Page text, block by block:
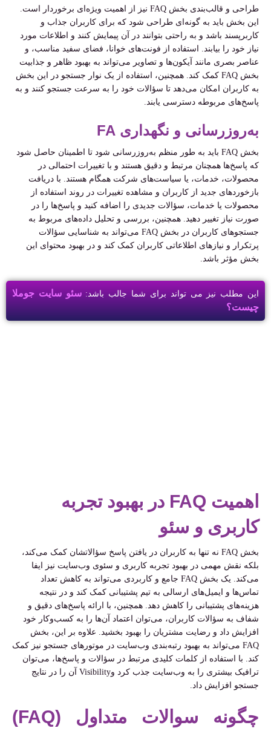
طراحی و قالب‌بندی بخش FAQ نیز از اهمیت ویژه‌ای برخوردار است.
این بخش باید به گونه‌ای طراحی شود که برای کاربران جذاب و
کاربرپسند باشد و به راحتی بتوانند در آن پیمایش کنند و اطلاعات مورد
نیاز خود را بیابند. استفاده از فونت‌های خوانا، فضای سفید مناسب، و
عناصر بصری مانند آیکون‌ها و تصاویر می‌تواند به بهبود ظاهر و جذابیت
بخش FAQ کمک کند. همچنین، استفاده از یک نوار جستجو در این بخش
به کاربران امکان می‌دهد تا سؤالات خود را به سرعت جستجو کنند و به
پاسخ‌های مربوطه دسترسی یابند.
به‌روزرسانی و نگهداری FA
بخش FAQ باید به طور منظم به‌روزرسانی شود تا اطمینان حاصل شود
که پاسخ‌ها همچنان مرتبط و دقیق هستند و با تغییرات احتمالی در
محصولات، خدمات، یا سیاست‌های شرکت همگام هستند. با دریافت
بازخوردهای جدید از کاربران و مشاهده تغییرات در روند استفاده از
محصولات یا خدمات، سؤالات جدیدی را اضافه کنید و پاسخ‌ها را در
صورت نیاز تغییر دهید. همچنین، بررسی و تحلیل داده‌های مربوط به
جستجوهای کاربران در بخش FAQ می‌تواند به شناسایی سؤالات
پرتکرار و نیازهای اطلاعاتی کاربران کمک کند و در بهبود محتوای این
بخش مؤثر باشد.
این مطلب نیز می تواند برای شما جالب باشد:سئو سایت جوملا
چیست؟
اهمیت FAQ در بهبود تجربه
کاربری و سئو
بخش FAQ نه تنها به کاربران در یافتن پاسخ سؤالاتشان کمک می‌کند،
بلکه نقش مهمی در بهبود تجربه کاربری و سئوی وب‌سایت نیز ایفا
می‌کند. یک بخش FAQ جامع و کاربردی می‌تواند به کاهش تعداد
تماس‌ها و ایمیل‌های ارسالی به تیم پشتیبانی کمک کند و در نتیجه
هزینه‌های پشتیبانی را کاهش دهد. همچنین، با ارائه پاسخ‌های دقیق و
شفاف به سؤالات کاربران، می‌توان اعتماد آن‌ها را به کسب‌وکار خود
افزایش داد و رضایت مشتریان را بهبود بخشید. علاوه بر این، بخش
FAQ می‌تواند به بهبود رتبه‌بندی وب‌سایت در موتورهای جستجو نیز کمک
کند. با استفاده از کلمات کلیدی مرتبط در سؤالات و پاسخ‌ها، می‌توان
ترافیک بیشتری را به وب‌سایت جذب کرد وVisibility آن را در نتایج
جستجو افزایش داد.
چگونه سوالات متداول (FAQ)